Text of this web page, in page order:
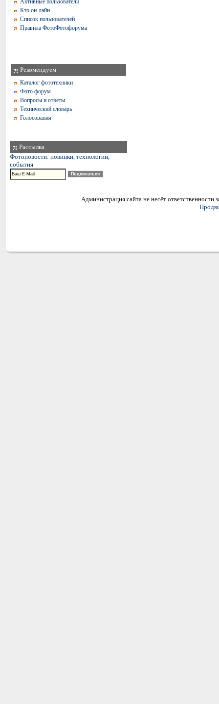
Кто он-лайн
Список пользователей
Правила ФотоФотофорума
Рекомендуем
Каталог фототехники
Фото форум
Вопросы и ответы
Технический словарь
Голосования
Рассылка
Фотоновости: новинки, технологии,
события
Администрация сайта не несёт ответственности